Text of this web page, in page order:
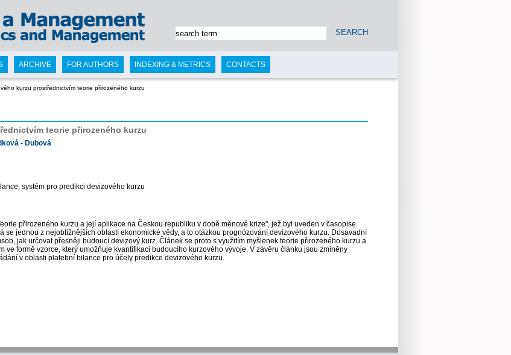
kurzu prostřednictvím teorie přirozeného kurzu
teorie přirozeného kurzu
- Dubová
systém pro predikci devizového kurzu
přirozeného kurzu a její aplikace na Českou republiku v době měnové krize", jež byl uveden v časopise
se jednou z nejobtížnějších oblastí ekonomické vědy, a to otázkou prognózování devizového kurzu. Dosavadní
jak určovat přesněji budoucí devizový kurz. Článek se proto s využitím myšlenek teorie přirozeného kurzu a
ve formě vzorce, který umožňuje kvantifikaci budoucího kurzového vývoje. V závěru článku jsou zmíněny
v oblasti platební bilance pro účely predikce devizového kurzu.
ARCHIVE FOR AUTHORS INDEXING & METRICS CONTACTS
SEARCH